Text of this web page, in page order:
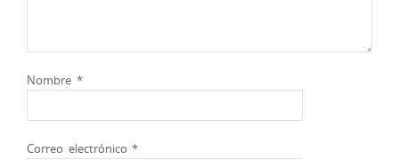
Nombre *
Correo electrónico*